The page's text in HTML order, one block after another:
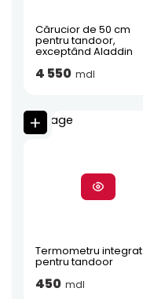
Cărucior de 50 cm
pentru tandoor,
exceptând Aladdin
4 550 mdl
Termometru integrat
pentru tandoor
450 mdl